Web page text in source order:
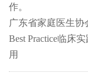
作。
广东省家庭医生
Best Practice临床
用